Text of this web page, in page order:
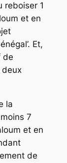
reboiser 1
et en
Et,
de
deux
la
7
et en
de